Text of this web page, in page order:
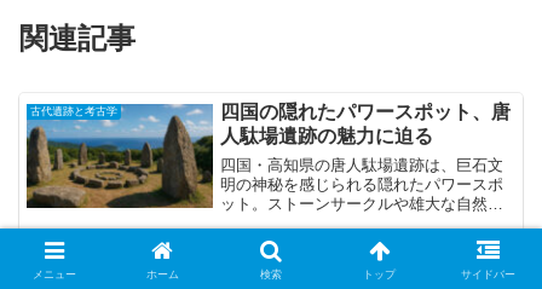
関連記事
古代遺跡と考古学
四国の隠れたパワースポット、唐
人駄場遺跡の魅力に迫る
四国・高知県の唐人駄場遺跡は、巨石文
明の神秘を感じられる隠れたパワースポ
ット。ストーンサークルや雄大な自然、
足摺岬や千畳敷の絶景も楽しめるおすす
め観光地として、その魅力とアクセス方
法を詳しく紹介します。
秘境オリャンタイタンボ遺跡の真
メニュー ホーム 検索 トップ サイドバー